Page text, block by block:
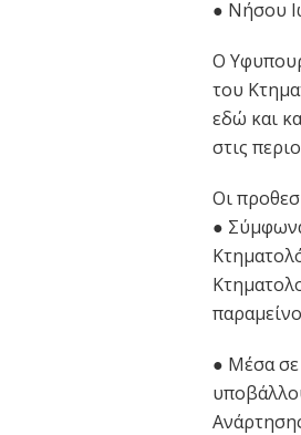
● Νήσου
Ο
του
εδώ και
στις
Οι
●
● Μέσα σε